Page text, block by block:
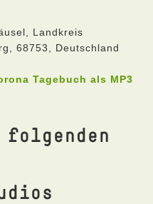
Landkreis
68753, Deutschland
Tagebuch als MP3